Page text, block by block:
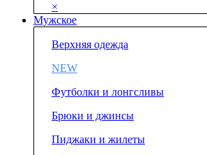
×
Мужское
Верхняя одежда
NEW
Футболки и лонгсливы
Брюки и джинсы
Пиджаки и жилеты